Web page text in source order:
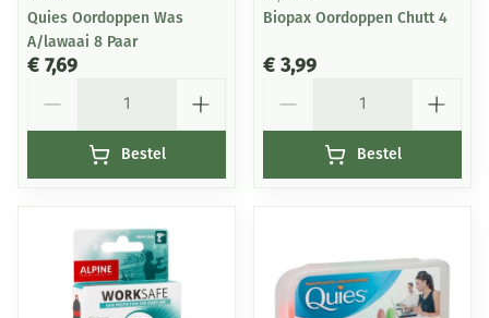
Quies Oordoppen Was
A/lawaai 8 Paar
€ 7,69
Bestel
Biopax Oordoppen Chutt 4
€ 3,99
Bestel